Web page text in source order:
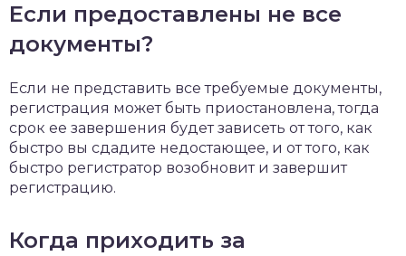
Если предоставлены не все
документы?
Если не представить все требуемые документы,
регистрация может быть приостановлена, тогда
срок ее завершения будет зависеть от того, как
быстро вы сдадите недостающее, и от того, как
быстро регистратор возобновит и завершит
регистрацию.
Когда приходить за